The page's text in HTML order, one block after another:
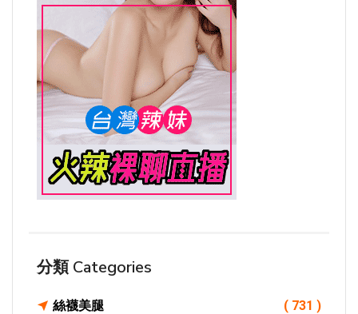
分類 Categories
絲襪美腿 ( 731 )